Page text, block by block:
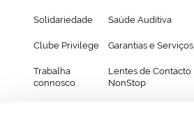
Solidariedade
Clube Privilege
Trabalha
connosco
Saúde Auditiva
Garantias e Serviços
Lentes de Contacto
NonStop